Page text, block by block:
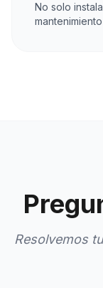
No solo
Resolvemos